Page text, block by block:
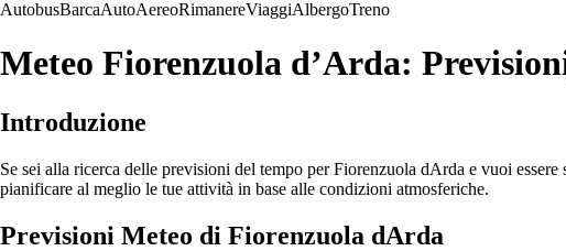
AutobusBarcaAutoAereoRimanereViaggiAlbergoTreno
Meteo Fiorenzuola d’Arda:
Introduzione
Se sei alla ricerca delle previsioni del tempo per Fiorenzuola dArda e vuoi
pianificare al meglio le tue attività in base alle condizioni atmosferiche.
Previsioni Meteo di Fiorenzuola dArda